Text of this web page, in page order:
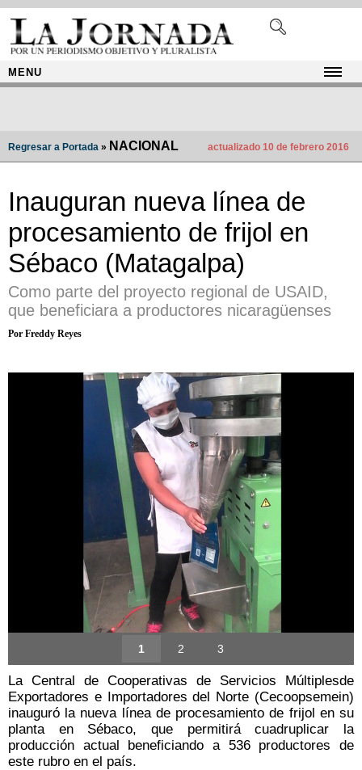
MENU
Regresar a Portada » NACIONAL actualizado 10 de febrero 2016
Inauguran nueva línea de
procesamiento de frijol en
Sébaco (Matagalpa)
Como parte del proyecto regional de USAID,
que beneficiara a productores nicaragüenses
Por Freddy Reyes
1 2 3
La Central de Cooperativas de Servicios Múltiplesde
Exportadores e Importadores del Norte (Cecoopsemein)
inauguró la nueva línea de procesamiento de frijol en su
planta en Sébaco, que permitirá cuadruplicar la
producción actual beneficiando a 536 productores de
este rubro en el país.